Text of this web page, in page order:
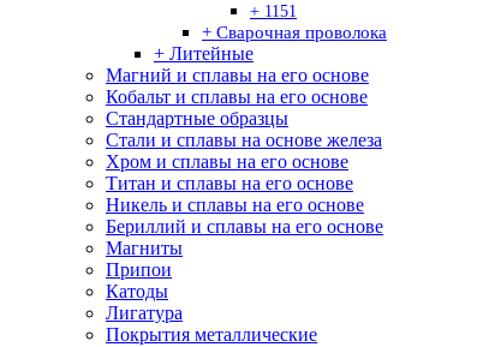
+ 1151
+ Сварочная проволока
+ Литейные
Магний и сплавы на его основе
Кобальт и сплавы на его основе
Стандартные образцы
Стали и сплавы на основе железа
Хром и сплавы на его основе
Титан и сплавы на его основе
Никель и сплавы на его основе
Бериллий и сплавы на его основе
Магниты
Припои
Катоды
Лигатура
Покрытия металлические